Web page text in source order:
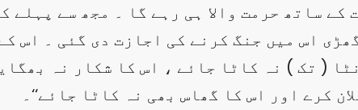
کے ساتھ حرمت والا ہی رہے گا ۔ مجھ سے
اس میں جنگ کرنے کی اجازت دی گئی ۔ اس
( تک ) نہ کاٹا جائے ، اس کا شکار نہ
کرے اور اس کا گھاس بھی نہ کاٹا جائے‘‘۔